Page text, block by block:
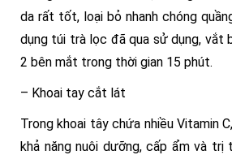
da rất tốt, loại bỏ nhanh chóng
dụng túi trà lọc đã qua sử dụng, vắt
2 bên mắt trong thời gian 15 phút.
– Khoai tay cắt lát
Trong khoai tây chứa nhiều Vitamin
khả năng nuôi dưỡng, cấp ẩm và trị